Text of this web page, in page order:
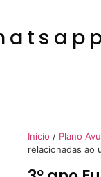
Início / Plano
relacionadas ao